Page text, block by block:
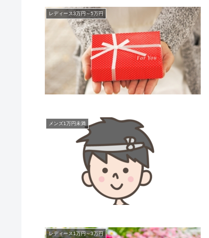
レディース3万円～5万円
メンズ1万円未満
レディース1万円～3万円